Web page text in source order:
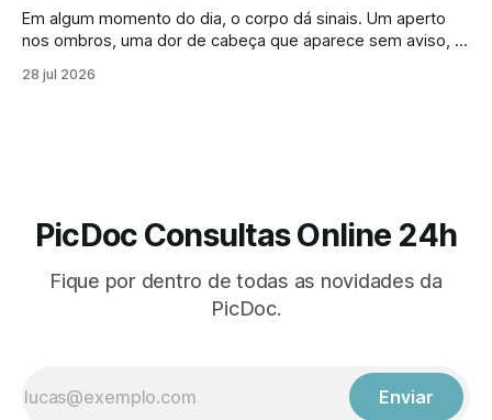
Em algum momento do dia, o corpo dá sinais. Um aperto
nos ombros, uma dor de cabeça que aparece sem aviso, o
Muitas vezes, esses sintomas parecem isolados, mas
28 jul 2026
PicDoc Consultas Online 24h
Fique por dentro de todas as novidades da
PicDoc.
Enviar